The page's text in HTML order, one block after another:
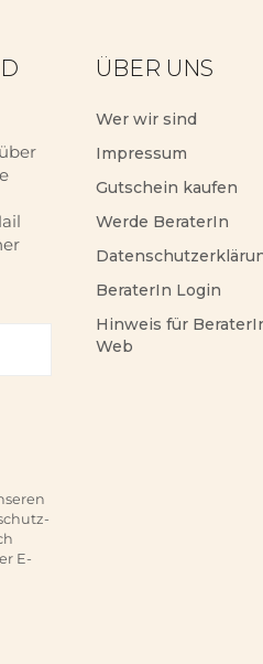
E-
ÜBER UNS
Wer wir sind
Impressum
Gutschein kaufen
Werde BeraterIn
BeraterIn Login
Hinweis für
Web